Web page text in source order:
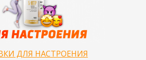
ДЛЯ НАСТРОЕНИЯ